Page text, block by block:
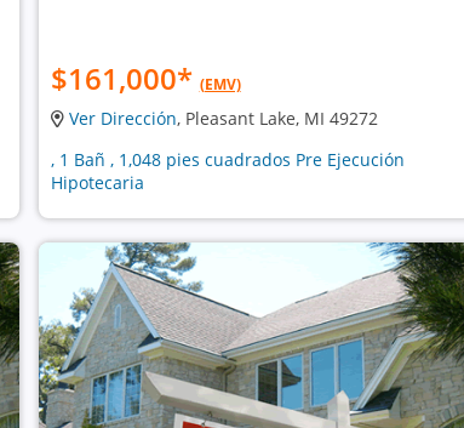
$161,000* (EMV)
Ver Dirección, Pleasant Lake, MI 49272
, 1 Bañ , 1,048 pies cuadrados Pre Ejecución
Hipotecaria